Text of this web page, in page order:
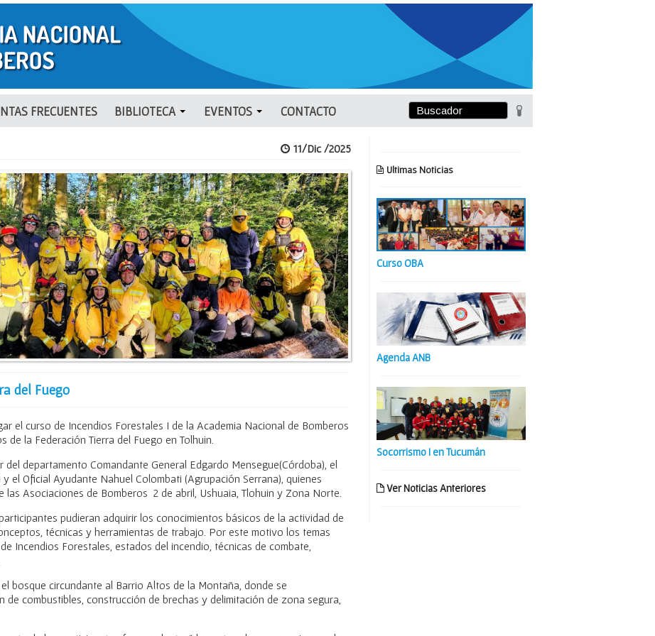
FRECUENTES BIBLIOTECA EVENTOS CONTACTO
11/Dic /2025
del Fuego
el curso de Incendios Forestales I de la Academia Nacional de Bomberos
la Federación Tierra del Fuego en Tolhuin.
departamento Comandante General Edgardo Mensegue(Córdoba), el
el Oficial Ayudante Nahuel Colombati (Agrupación Serrana), quienes
Asociaciones de Bomberos 2 de abril, Ushuaia, Tlohuin y Zona Norte.
pudieran adquirir los conocimientos básicos de la actividad de
técnicas y herramientas de trabajo. Por este motivo los temas
Incendios Forestales, estados del incendio, técnicas de combate,
bosque circundante al Barrio Altos de la Montaña, donde se
combustibles, construcción de brechas y delimitación de zona segura,
Ultimas Noticias
Curso OBA
Agenda ANB
Socorrismo I en Tucumán
Ver Noticias Anteriores